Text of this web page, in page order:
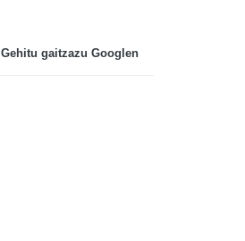
Gehitu gaitzazu Googlen